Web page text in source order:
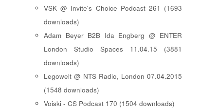
VSK @ Invite's Choice Podcast 261 (1693
downloads)
Adam Beyer B2B Ida Engberg @ ENTER
London Studio Spaces 11.04.15 (3881
downloads)
Legowelt @ NTS Radio, London 07.04.2015
(1548 downloads)
Voiski - CS Podcast 170 (1504 downloads)